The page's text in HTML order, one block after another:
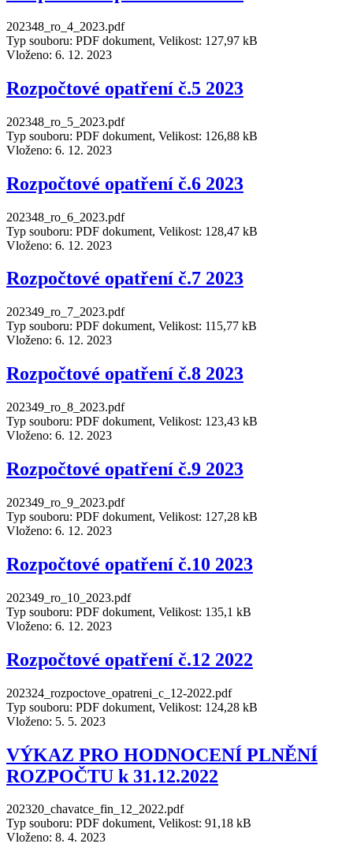
202348_ro_4_2023.pdf
Typ souboru: PDF dokument, Velikost: 127,97 kB
Vloženo: 6. 12. 2023
Rozpočtové opatření č.5 2023
202348_ro_5_2023.pdf
Typ souboru: PDF dokument, Velikost: 126,88 kB
Vloženo: 6. 12. 2023
Rozpočtové opatření č.6 2023
202348_ro_6_2023.pdf
Typ souboru: PDF dokument, Velikost: 128,47 kB
Vloženo: 6. 12. 2023
Rozpočtové opatření č.7 2023
202349_ro_7_2023.pdf
Typ souboru: PDF dokument, Velikost: 115,77 kB
Vloženo: 6. 12. 2023
Rozpočtové opatření č.8 2023
202349_ro_8_2023.pdf
Typ souboru: PDF dokument, Velikost: 123,43 kB
Vloženo: 6. 12. 2023
Rozpočtové opatření č.9 2023
202349_ro_9_2023.pdf
Typ souboru: PDF dokument, Velikost: 127,28 kB
Vloženo: 6. 12. 2023
Rozpočtové opatření č.10 2023
202349_ro_10_2023.pdf
Typ souboru: PDF dokument, Velikost: 135,1 kB
Vloženo: 6. 12. 2023
Rozpočtové opatření č.12 2022
202324_rozpoctove_opatreni_c_12-2022.pdf
Typ souboru: PDF dokument, Velikost: 124,28 kB
Vloženo: 5. 5. 2023
VÝKAZ PRO HODNOCENÍ PLNĚNÍ
ROZPOČTU k 31.12.2022
202320_chavatce_fin_12_2022.pdf
Typ souboru: PDF dokument, Velikost: 91,18 kB
Vloženo: 8. 4. 2023